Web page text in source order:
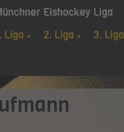
Eishockey Liga
Liga
▼ 2. Liga ▼ 3. Liga